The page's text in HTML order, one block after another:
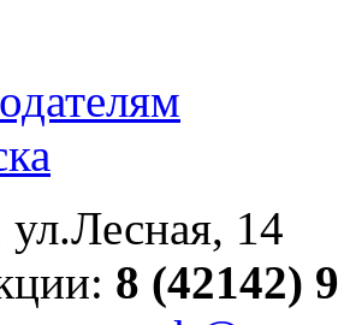
14
8 (42142)